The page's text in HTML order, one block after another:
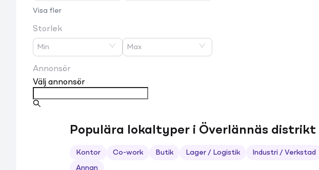
Visa fler
Storlek
Min Max
Annonsör
Välj annonsör
Populära lokaltyper i Överlännäs distrikt
Kontor Co-work Butik Lager / Logistik Industri / Verkstad
Annan